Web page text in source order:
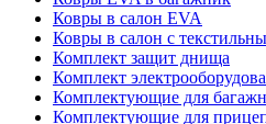
Ковры в салон EVA
Ковры в салон с
Комплект защит днища
Комплект
Комплектующие для
Комплектующие для